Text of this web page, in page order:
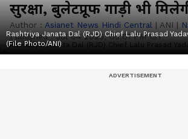
सुरक्षा, बुलेटप्रूफ गाड़ी भी
Author : Asianet News Hindi Central | ANI |
Published :Jul 04 2026, 05:01 PM IST
Rashtriya Janata Dal (RJD) Chief Lalu Prasad
(File Photo/ANI)